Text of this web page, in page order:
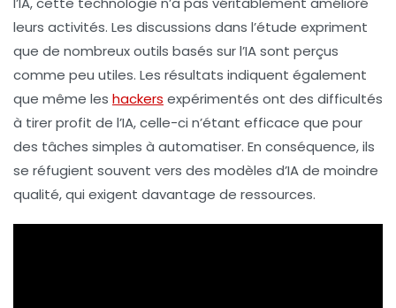
leurs activités. Les discussions dans l’étude expriment
que de nombreux outils basés sur l’IA sont perçus
comme peu utiles. Les résultats indiquent également
que même les hackers expérimentés ont des difficultés
à tirer profit de l’IA, celle-ci n’étant efficace que pour
des tâches simples à automatiser. En conséquence, ils
se réfugient souvent vers des modèles d’IA de moindre
qualité, qui exigent davantage de ressources.